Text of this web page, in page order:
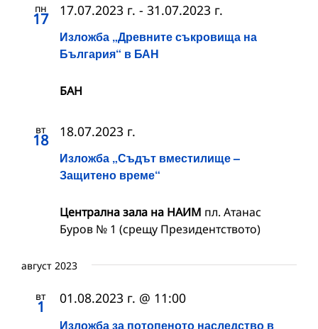
пн
17
Изложба „Древните съкровища на
България“ в БАН
17.07.2023 г. - 31.07.2023 г.
БАН
вт
18
Изложба „Съдът вместилище –
Защитено време“
18.07.2023 г.
Централна зала на НАИМ пл. Атанас
Буров № 1 (срещу Президентството)
август 2023
вт
1
Изложба за потопеното наследство в
01.08.2023 г. @ 11:00